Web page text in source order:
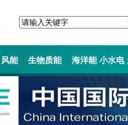
风能 生物质能 海洋能 小水电